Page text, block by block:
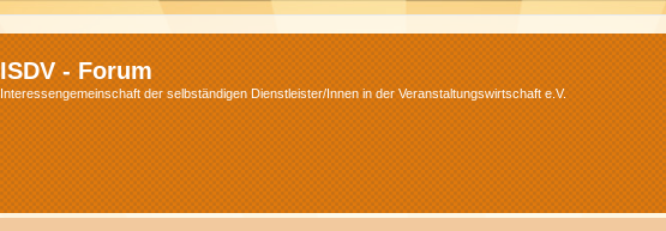
ISDV - Forum
Interessengemeinschaft der selbständigen Dienstleister/Innen in der Veranstaltungswirtschaft e.V.